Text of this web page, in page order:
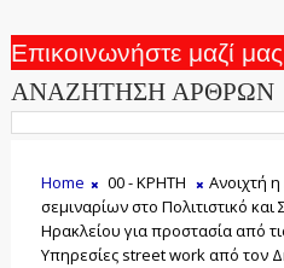
Επικοινωνήστε μαζί
ΑΝΑΖΗΤΗΣΗ ΑΡΘΡΩΝ
Home 00 - ΚΡΗΤΗ
Ανοιχτή
σεμιναρίων στο Πολιτιστικό
Ηρακλείου για προστασία από
Υπηρεσίες street work από τον